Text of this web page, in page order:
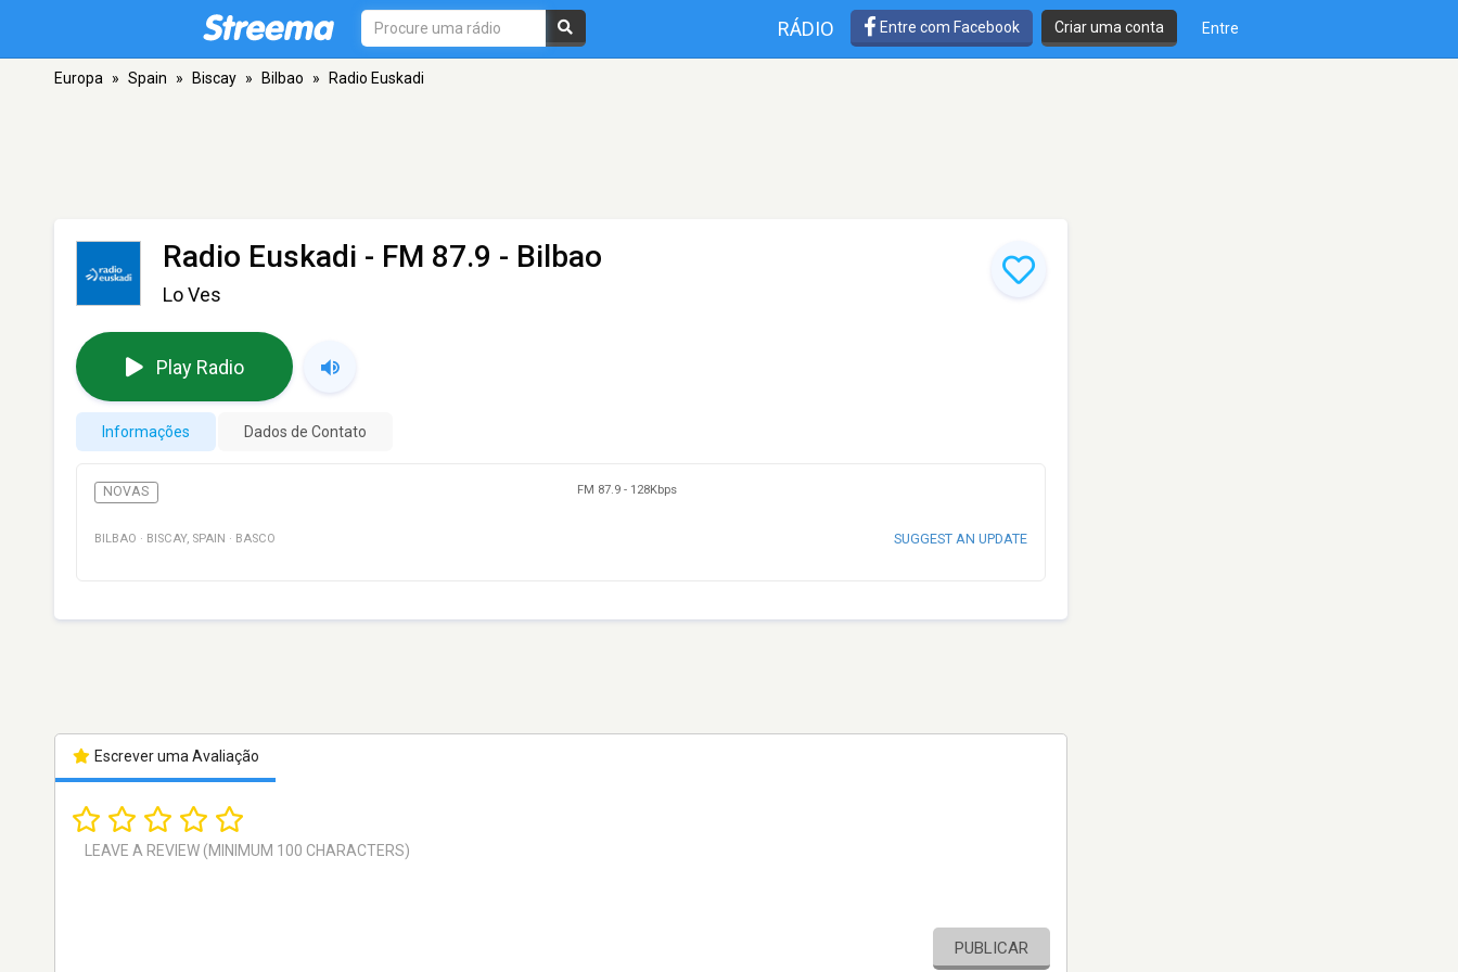
RÁDIO Entre com Facebook Criar uma conta Entre
Europa » Spain » Biscay » Bilbao » Radio Euskadi
Radio Euskadi - FM 87.9 - Bilbao
Lo Ves
Play Radio
Informações Dados de Contato
NOVAS FM 87.9 - 128Kbps
BILBAO · BISCAY, SPAIN · BASCO SUGGEST AN UPDATE
Escrever uma Avaliação
PUBLICAR